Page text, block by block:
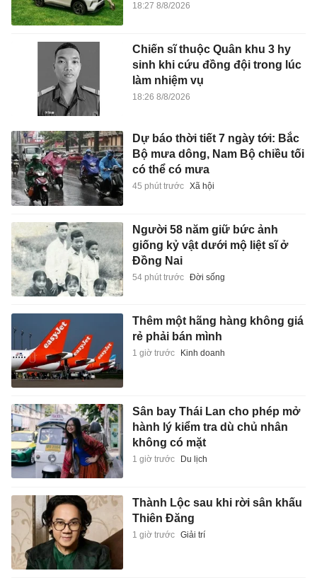
18:27 8/8/2026
Chiến sĩ thuộc Quân khu 3 hy
sinh khi cứu đồng đội trong lúc
làm nhiệm vụ
18:26 8/8/2026
Dự báo thời tiết 7 ngày tới: Bắc
Bộ mưa dông, Nam Bộ chiều tối
có thể có mưa
45 phút trước Xã hội
Người 58 năm giữ bức ảnh
giống kỷ vật dưới mộ liệt sĩ ở
Đồng Nai
54 phút trước Đời sống
Thêm một hãng hàng không giá
rẻ phải bán mình
1 giờ trước Kinh doanh
Sân bay Thái Lan cho phép mở
hành lý kiểm tra dù chủ nhân
không có mặt
1 giờ trước Du lịch
Thành Lộc sau khi rời sân khấu
Thiên Đăng
1 giờ trước Giải trí